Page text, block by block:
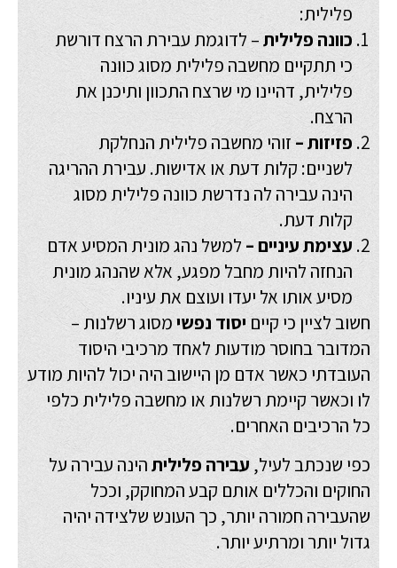
פלילית:
כוונה פלילית– לדוגמת עבירת הרצח דורשת
כי תתקיים מחשבה פלילית מסוג כוונה
פלילית, דהיינו מי שרצח התכוון ותיכנן את
הרצח.
פזיזות –זוהי מחשבה פלילית הנחלקת
לשניים: קלות דעת או אדישות. עבירת ההריגה
הינה עבירה לה נדרשת כוונה פלילית מסוג
קלות דעת.
עצימת עיניים – למשל נהג מונית המסיע אדם
הנחזה להיות מחבל מפגע, אלא שהנהג מונית
מסיע אותו אל יעדו ועוצם את עיניו.
חשוב לציין כי קיים יסוד נפשימסוג רשלנות –
המדובר בחוסר מודעות לאחד מרכיבי היסוד
העובדתי כאשר אדם מן היישוב היה יכול להיות מודע
לו וכאשר קיימת רשלנות או מחשבה פלילית כלפי
כל הרכיבים האחרים.
כפי שנכתב לעיל, עבירה פליליתהינה עבירה על
החוקים והכללים אותם קבע המחוקק, וככל
שהעבירה חמורה יותר, כך העונש שלצידה יהיה
גדול יותר ומרתיע יותר.